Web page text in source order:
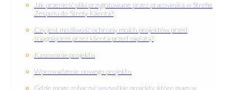
Jak przenieść pliki przygotowane przez pracownika w Strefie
Zespołu do Strefy Klienta?
Czy jest możliwość ochrony moich projektów przed
ściągnięciem przez klienta przed zapłatą?
Kasowanie projektu
Wprowadzenie nowego projektu
Gdzie mogę zobaczyć wszystkie projekty, które mam w